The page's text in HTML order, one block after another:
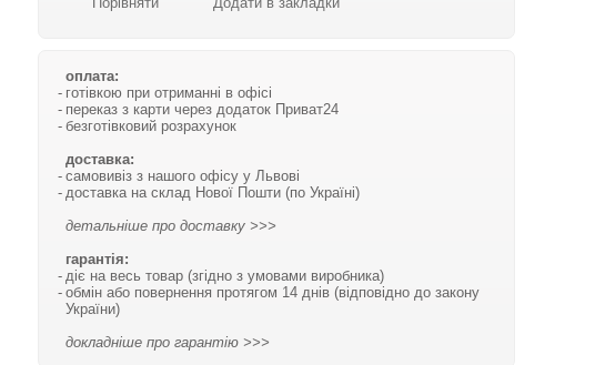
оплата:
готівкою при отриманні в офісі
переказ з карти через додаток Приват24
безготівковий розрахунок
доставка:
самовивіз з нашого офісу у Львові
доставка на склад Нової Пошти (по Україні)
детальніше про доставку >>>
гарантія:
діє на весь товар (згідно з умовами виробника)
обмін або повернення протягом 14 днів (відповідно до закону
України)
докладніше про гарантію >>>